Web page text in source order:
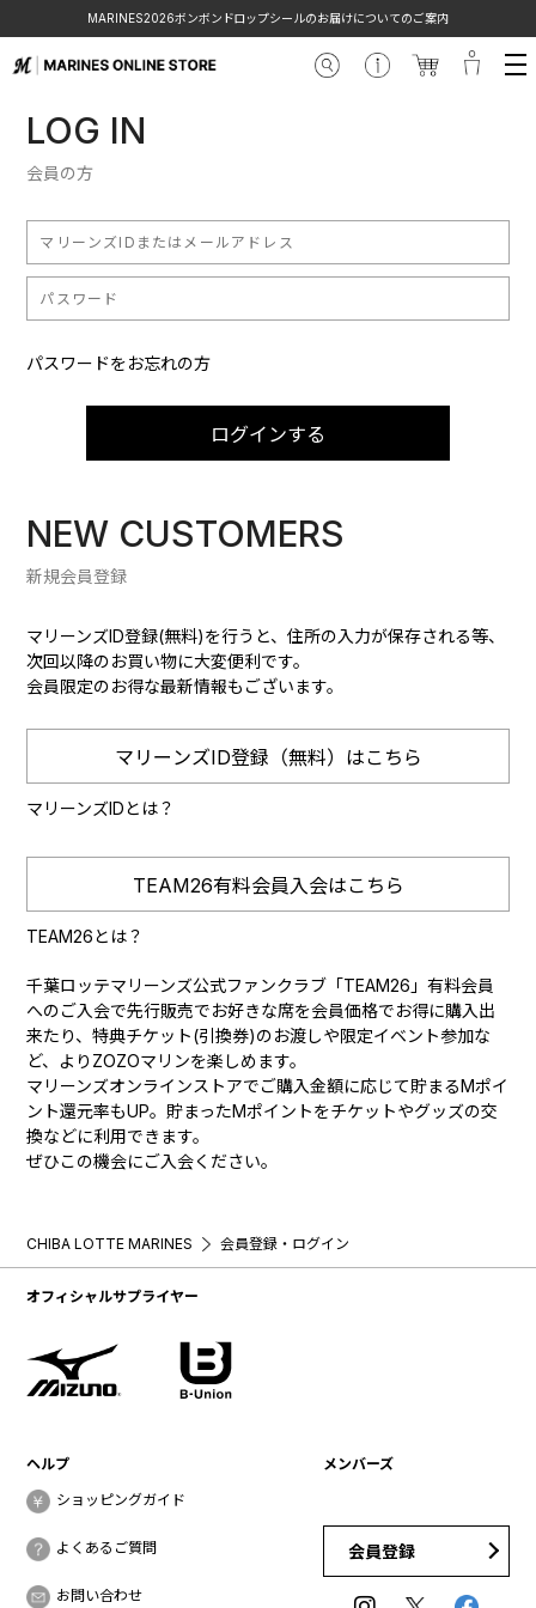
MARINES2026ボンボンドロップシールのお届けについてのご案内
LOG IN
会員の方
パスワードをお忘れの方
ログインする
NEW CUSTOMERS
新規会員登録
マリーンズID登録(無料)を行うと、住所の入力が保存される等、
次回以降のお買い物に大変便利です。
会員限定のお得な最新情報もございます。
マリーンズID登録（無料）はこちら
マリーンズIDとは？
TEAM26有料会員入会はこちら
TEAM26とは？
千葉ロッテマリーンズ公式ファンクラブ「TEAM26」有料会員
へのご入会で先行販売でお好きな席を会員価格でお得に購入出
来たり、特典チケット(引換券)のお渡しや限定イベント参加な
ど、よりZOZOマリンを楽しめます。
マリーンズオンラインストアでご購入金額に応じて貯まるMポイ
ント還元率もUP。貯まったMポイントをチケットやグッズの交
換などに利用できます。
ぜひこの機会にご入会ください。
CHIBA LOTTE MARINES 会員登録・ログイン
オフィシャルサプライヤー
ヘルプ
ショッピングガイド
よくあるご質問
お問い合わせ
メンバーズ
会員登録